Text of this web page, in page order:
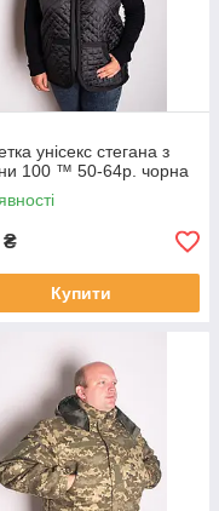
унісекс стегана з
100 ™ 50-64р. чорна
₴
Купити